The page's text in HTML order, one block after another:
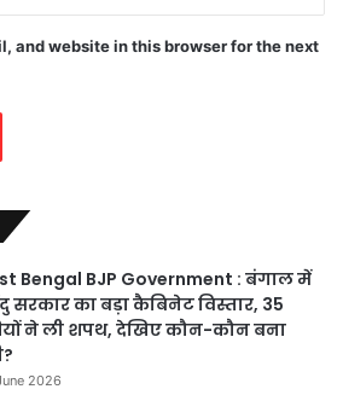
and website in this browser for the next
Bengal BJP Government : बंगाल में
सरकार का बड़ा कैबिनेट विस्तार, 35
ने ली शपथ, देखिए कौन-कौन बना
2026